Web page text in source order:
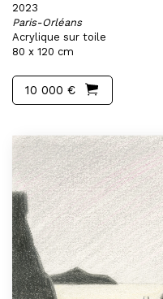
2023
Paris-Orléans
Acrylique sur toile
80 x 120 cm
10 000 €